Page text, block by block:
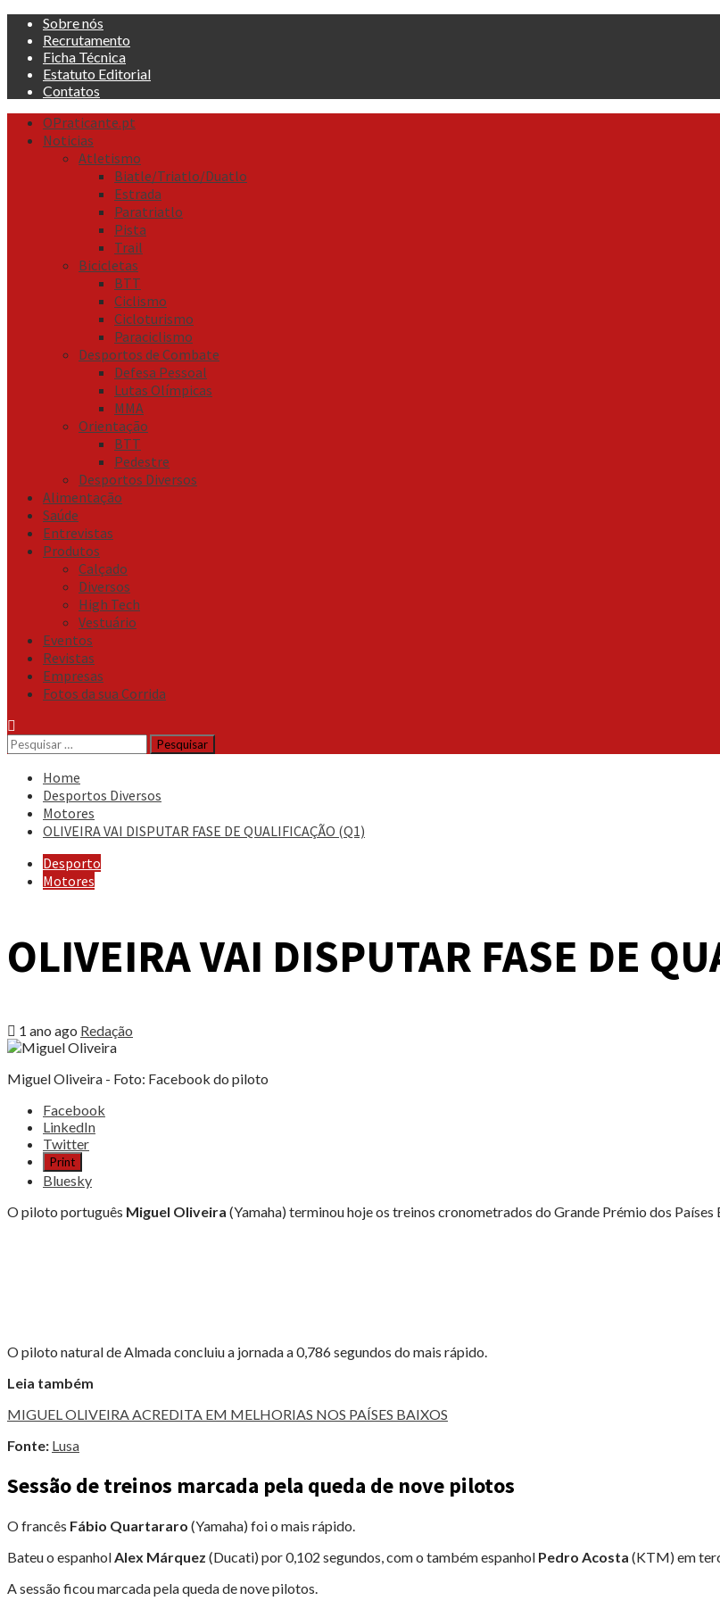
Skip
content
Sobre nós
Recrutamento
Ficha Técnica
Estatuto Editorial
Contatos
Primary
Menu
OPraticante.pt
Noticias
Atletismo
Biatle/Triatlo/Duatlo
Estrada
Paratriatlo
Pista
Trail
Bicicletas
BTT
Ciclismo
Cicloturismo
Paraciclismo
Desportos de Combate
Defesa Pessoal
Lutas Olímpicas
MMA
Orientação
BTT
Pedestre
Desportos Diversos
Alimentação
Saúde
Entrevistas
Produtos
Calçado
Diversos
High Tech
Vestuário
Eventos
Revistas
Empresas
Fotos da sua Corrida
Pesquisar
por:
Home
Desportos Diversos
Motores
OLIVEIRA VAI DISPUTAR FASE DE QUALIFICAÇÃO (Q1)
Desporto
Motores
OLIVEIRA VAI DISPUTAR FASE DE
1 ano ago Redação
Miguel Oliveira - Foto: Facebook do piloto
Share
post
"OLIVEIRA
VAI
DISPUTAR
FASE
Facebook
LinkedIn
Twitter
Print
Bluesky
O piloto português Miguel Oliveira (Yamaha) terminou hoje os treinos cronometrados do Grande Prémio dos Países
O piloto natural de Almada concluiu a jornada a 0,786 segundos do mais rápido.
Leia também
MIGUEL OLIVEIRA ACREDITA EM MELHORIAS NOS PAÍSES BAIXOS
Fonte: Lusa
Sessão de treinos marcada pela queda de nove pilotos
O francês Fábio Quartararo (Yamaha) foi o mais rápido.
Bateu o espanholAlex Márquez (Ducati) por 0,102 segundos, com o também espanhol Pedro Acosta (KTM) em
A sessão ficou marcada pela queda de nove pilotos.